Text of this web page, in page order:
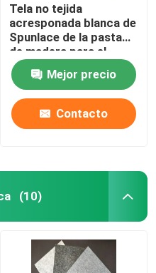
Tela no tejida
acresponada blanca de
Spunlace de la pasta
de madera para el
aceite resistente
medio Mejor precio
Contacto
(10)